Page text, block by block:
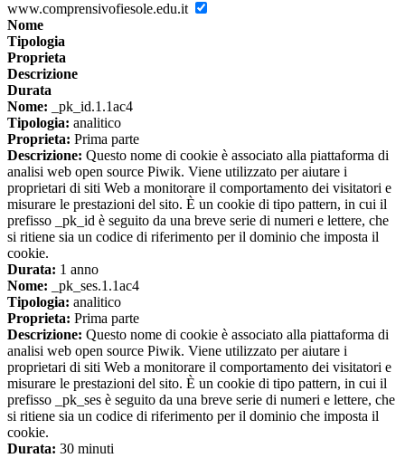
www.comprensivofiesole.edu.it
Nome
Tipologia
Proprieta
Descrizione
Durata
Nome: _pk_id.1.1ac4
Tipologia: analitico
Proprieta: Prima parte
Descrizione: Questo nome di cookie è associato alla piattaforma di
analisi web open source Piwik. Viene utilizzato per aiutare i
proprietari di siti Web a monitorare il comportamento dei visitatori e
misurare le prestazioni del sito. È un cookie di tipo pattern, in cui il
prefisso _pk_id è seguito da una breve serie di numeri e lettere, che
si ritiene sia un codice di riferimento per il dominio che imposta il
cookie.
Durata: 1 anno
Nome: _pk_ses.1.1ac4
Tipologia: analitico
Proprieta: Prima parte
Descrizione: Questo nome di cookie è associato alla piattaforma di
analisi web open source Piwik. Viene utilizzato per aiutare i
proprietari di siti Web a monitorare il comportamento dei visitatori e
misurare le prestazioni del sito. È un cookie di tipo pattern, in cui il
prefisso _pk_ses è seguito da una breve serie di numeri e lettere, che
si ritiene sia un codice di riferimento per il dominio che imposta il
cookie.
Durata: 30 minuti